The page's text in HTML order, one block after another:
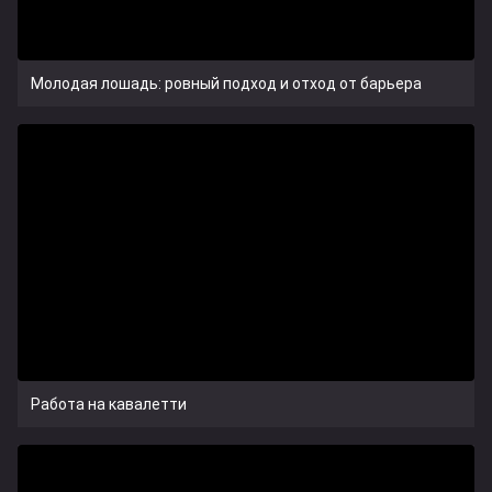
Молодая лошадь: ровный подход и отход от барьера
Работа на кавалетти